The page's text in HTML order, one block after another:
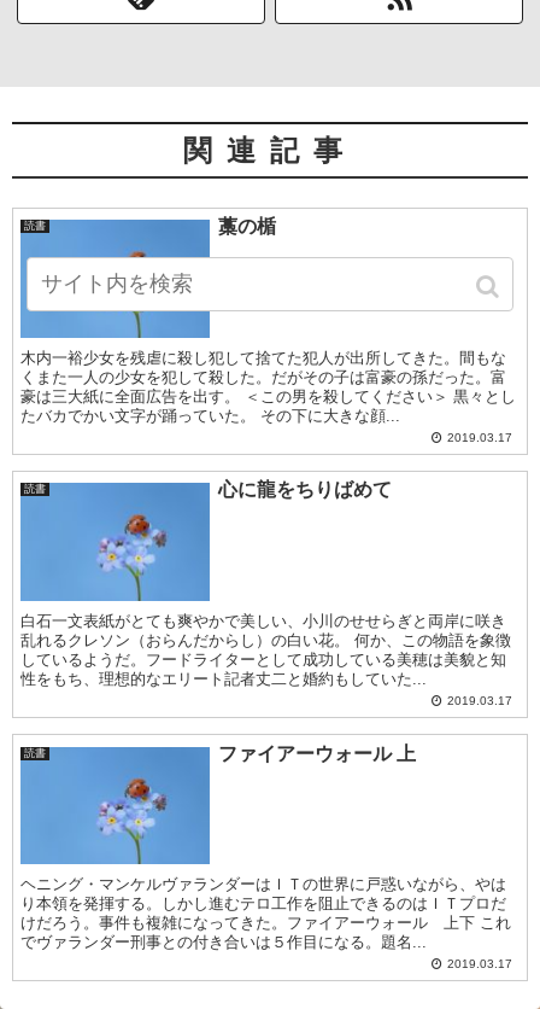
関連記事
読書 藁の楯
木内一裕少女を残虐に殺し犯して捨てた犯人が出所してきた。間もな
くまた一人の少女を犯して殺した。だがその子は富豪の孫だった。富
豪は三大紙に全面広告を出す。 ＜この男を殺してください＞ 黒々とし
たバカでかい文字が踊っていた。 その下に大きな顔...
2019.03.17
読書 心に龍をちりばめて
白石一文表紙がとても爽やかで美しい、小川のせせらぎと両岸に咲き
乱れるクレソン（おらんだからし）の白い花。 何か、この物語を象徴
しているようだ。フードライターとして成功している美穂は美貌と知
性をもち、理想的なエリート記者丈二と婚約もしていた...
2019.03.17
読書 ファイアーウォール 上
ヘニング・マンケルヴァランダーはＩＴの世界に戸惑いながら、やは
り本領を発揮する。しかし進むテロ工作を阻止できるのはＩＴプロだ
けだろう。事件も複雑になってきた。ファイアーウォール 上下 これ
でヴァランダー刑事との付き合いは５作目になる。題名...
2019.03.17